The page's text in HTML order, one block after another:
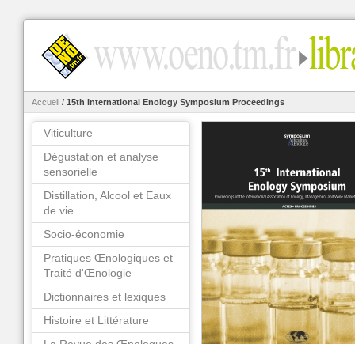
Accueil / 15th International Enology Symposium Proceedings
Viticulture
Dégustation et analyse
sensorielle
Distillation, Alcool et Eaux
de vie
Socio-économie
Pratiques Œnologiques et
Traité d'Œnologie
Dictionnaires et lexiques
Histoire et Littérature